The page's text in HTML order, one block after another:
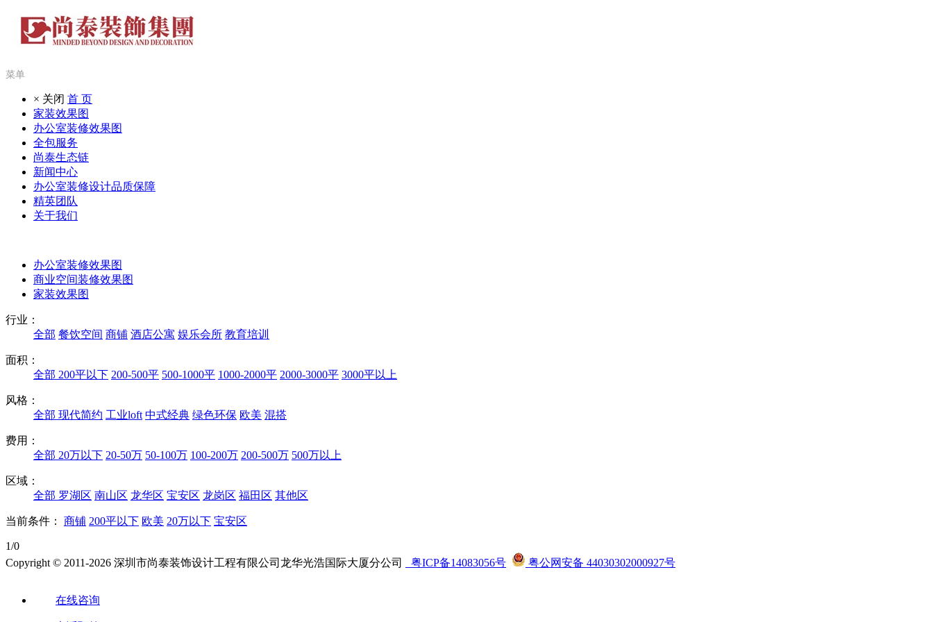
菜单
× 关闭 首 页
家装效果图
办公室装修效果图
全包服务
尚泰生态链
新闻中心
办公室装修设计品质保障
精英团队
关于我们
办公室装修效果图
商业空间装修效果图
家装效果图
行业：
全部 餐饮空间 商铺 酒店公寓 娱乐会所 教育培训
面积：
全部 200平以下 200-500平 500-1000平 1000-2000平 2000-3000平 3000平以上
风格：
全部 现代简约 工业loft 中式经典 绿色环保 欧美 混搭
费用：
全部 20万以下 20-50万 50-100万 100-200万 200-500万 500万以上
区域：
全部 罗湖区 南山区 龙华区 宝安区 龙岗区 福田区 其他区
当前条件： 商铺 200平以下 欧美 20万以下 宝安区
1/0
Copyright © 2011-2026 深圳市尚泰装饰设计工程有限公司龙华光浩国际大厦分公司
粤ICP备14083056号 粤公网安备 44030302000927号
在线咨询